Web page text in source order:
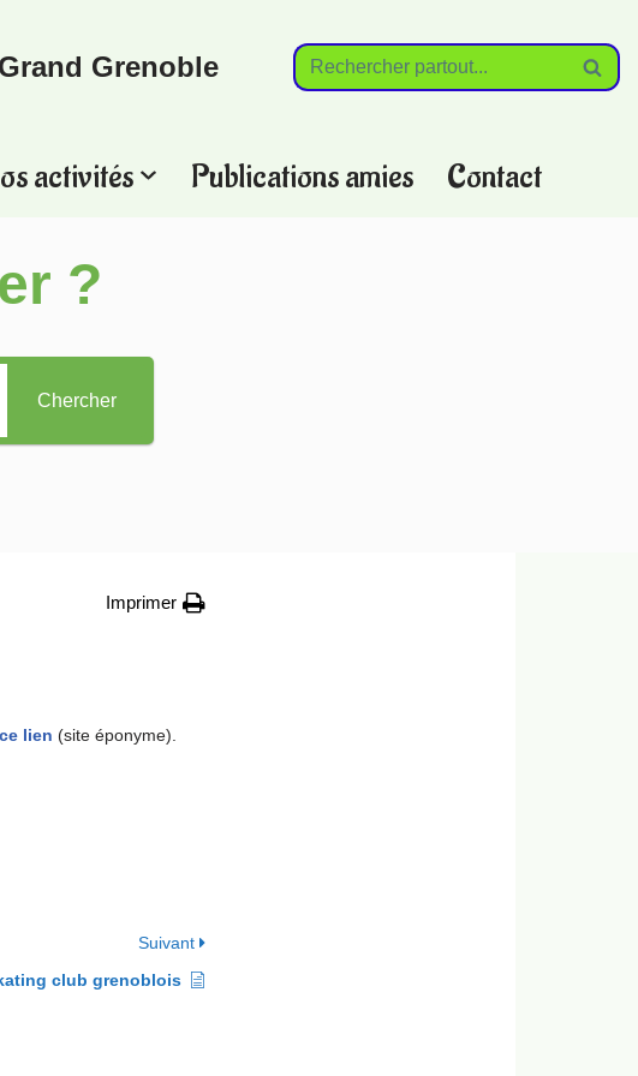
Grenoble
activités Publications amies Contact
?
Chercher
Imprimer
lien (site éponyme).
Suivant
club grenoblois